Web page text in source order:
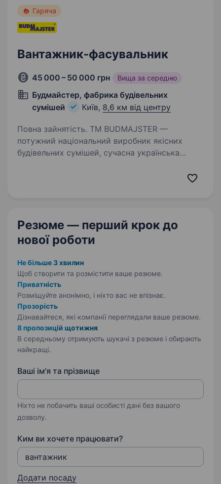
Гаряча
Вантажник-фасувальник
45 000 – 50 000 грн Вища за середню
Будмайстер, фабрика будівельних
сумішей
Київ, 8,6 км від центру
Повна зайнятість. ТМ BUDMAJSTER —
потужний національний виробник якісних
будівельних сумішей, сучасна українська
Резюме — перший крок до
нової роботи
Не більше 3 хвилин
Щоб створити та розмістити ваше резюме.
Приватність
Розміщуйте анонімно, і ніхто вас не впізнає.
Прозорість
Дізнавайтеся, які компанії переглядали ваше резюме.
8 пропозицій щотижня
В середньому отримують шукачі з резюме і обирають
найкращі.
Ваші ім'я та прізвище
Ніхто не побачить ваші особисті дані без вашого
дозволу.
Ким ви хочете працювати?
Додати посаду